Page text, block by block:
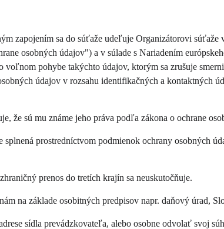
zapojením sa do súťaže udeľuje Organizátorovi
osobných údajov") a v súlade s Nariadením
pohybe takýchto údajov, ktorým sa zrušuje
údajov v rozsahu identifikačných a kontaktných
že sú mu známe jeho práva podľa zákona o ochrane
prostredníctvom podmienok ochrany osobných
prenos do tretích krajín sa neuskutočňuje.
na základe osobitných predpisov napr. daňový úrad,
sídla prevádzkovateľa, alebo osobne odvolať svoj